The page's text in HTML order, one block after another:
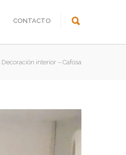
CONTACTO
Decoración interior – Cafosa